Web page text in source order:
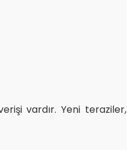
vardır. Yeni